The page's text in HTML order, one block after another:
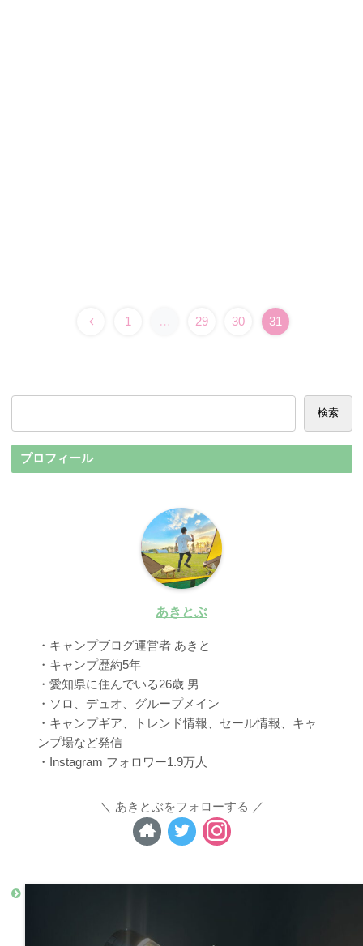
1 … 29 30 31
検索
プロフィール
あきとぶ
・キャンプブログ運営者 あきと
・キャンプ歴約5年
・愛知県に住んでいる26歳 男
・ソロ、デュオ、グループメイン
・キャンプギア、トレンド情報、セール情報、キャ
ンプ場など発信
・Instagram フォロワー1.9万人
あきとぶをフォローする